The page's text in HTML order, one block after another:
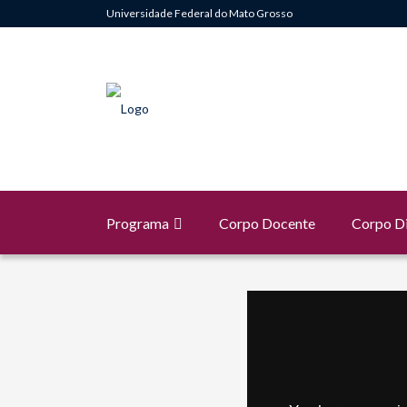
Universidade Federal do Mato Grosso
Programa Corpo Docente Corpo